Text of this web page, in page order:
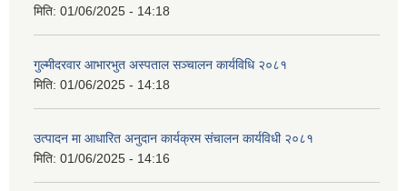
मिति: 01/06/2025 - 14:18
गुल्मीदरवार आभारभुत अस्पताल सञ्चालन कार्यविधि २०८१
मिति: 01/06/2025 - 14:18
उत्पादन मा आधारित अनुदान कार्यक्रम संचालन कार्यविधी २०८१
मिति: 01/06/2025 - 14:16